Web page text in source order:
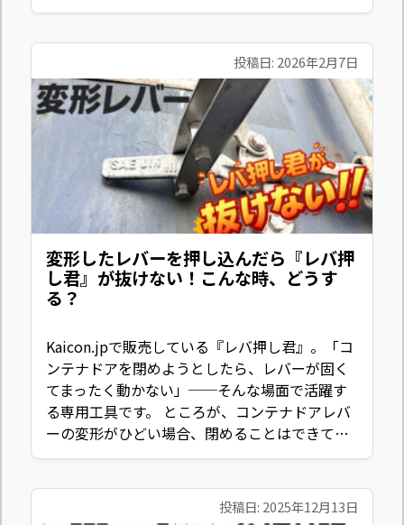
投稿日: 2026年2月7日
変形したレバーを押し込んだら『レバ押
し君』が抜けない！こんな時、どうす
る？
Kaicon.jpで販売している『レバ押し君』。「コ
ンテナドアを閉めようとしたら、レバーが固く
てまったく動かない」──そんな場面で活躍す
る専用工具です。 ところが、コンテナドアレバ
ーの変形がひどい場合、閉めることはできて…
投稿日: 2025年12月13日